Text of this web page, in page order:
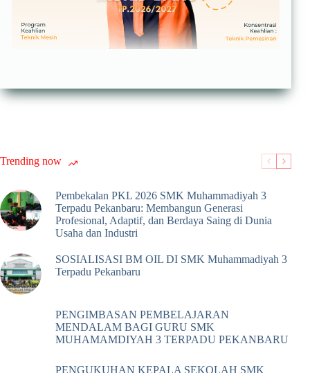
Trending now
Pembekalan PKL 2026 SMK Muhammadiyah 3
Terpadu Pekanbaru: Membangun Generasi
Profesional, Adaptif, dan Berdaya Saing di Dunia
Usaha dan Industri
SOSIALISASI BM OIL DI SMK Muhammadiyah 3
Terpadu Pekanbaru
PENGIMBASAN PEMBELAJARAN
MENDALAM BAGI GURU SMK
MUHAMAMDIYAH 3 TERPADU PEKANBARU
PENGUKUHAN KEPALA SEKOLAH SMK